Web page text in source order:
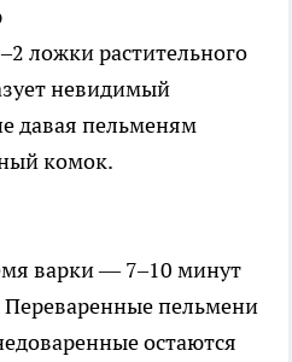
ложки растительного
невидимый
давая пельменям
комок.
варки — 7–10 минут
Переваренные пельмени
остаются